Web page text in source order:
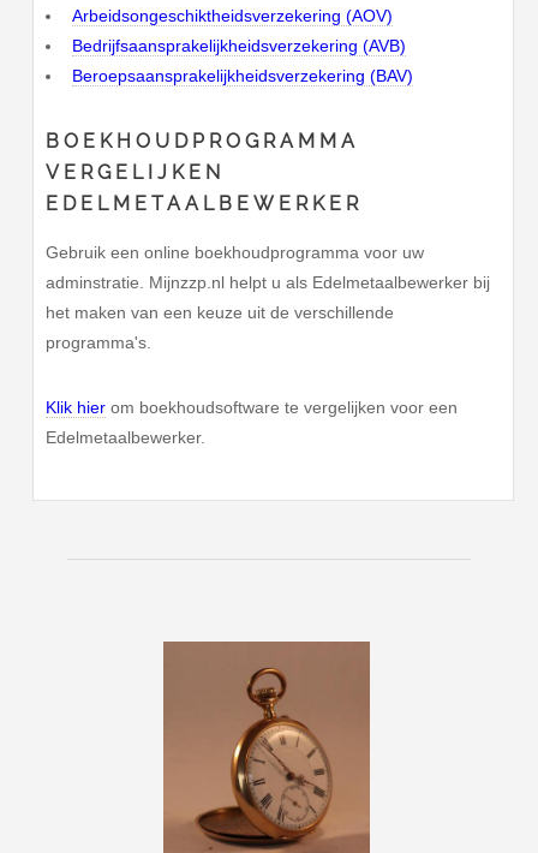
Arbeidsongeschiktheidsverzekering (AOV)
Bedrijfsaansprakelijkheidsverzekering (AVB)
Beroepsaansprakelijkheidsverzekering (BAV)
BOEKHOUDPROGRAMMA
VERGELIJKEN
EDELMETAALBEWERKER
Gebruik een online boekhoudprogramma voor uw
adminstratie. Mijnzzp.nl helpt u als Edelmetaalbewerker bij
het maken van een keuze uit de verschillende
programma's.
Klik hier om boekhoudsoftware te vergelijken voor een
Edelmetaalbewerker.